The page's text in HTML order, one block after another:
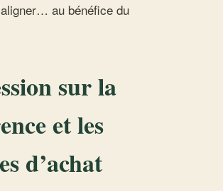
au bénéfice du
sur la
et les
d’achat